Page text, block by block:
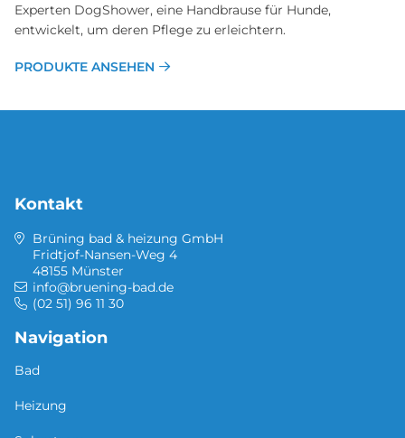
Experten DogShower, eine Handbrause für Hunde,
entwickelt, um deren Pflege zu erleichtern.
PRODUKTE ANSEHEN
Kontakt
Brüning bad & heizung GmbH
Fridtjof-Nansen-Weg 4
48155 Münster
info@bruening-bad.de
(02 51) 96 11 30
Navigation
Bad
Heizung